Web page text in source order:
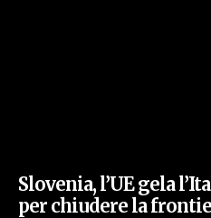
Slovenia, l’UE gela
per chiudere la